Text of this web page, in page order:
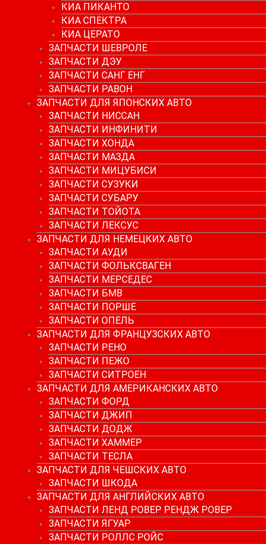
КИА ПИКАНТО
КИА СПЕКТРА
КИА ЦЕРАТО
ЗАПЧАСТИ ШЕВРОЛЕ
ЗАПЧАСТИ ДЭУ
ЗАПЧАСТИ САНГ ЕНГ
ЗАПЧАСТИ РАВОН
ЗАПЧАСТИ ДЛЯ ЯПОНСКИХ АВТО
ЗАПЧАСТИ НИССАН
ЗАПЧАСТИ ИНФИНИТИ
ЗАПЧАСТИ ХОНДА
ЗАПЧАСТИ МАЗДА
ЗАПЧАСТИ МИЦУБИСИ
ЗАПЧАСТИ СУЗУКИ
ЗАПЧАСТИ СУБАРУ
ЗАПЧАСТИ ТОЙОТА
ЗАПЧАСТИ ЛЕКСУС
ЗАПЧАСТИ ДЛЯ НЕМЕЦКИХ АВТО
ЗАПЧАСТИ АУДИ
ЗАПЧАСТИ ФОЛЬКСВАГЕН
ЗАПЧАСТИ МЕРСЕДЕС
ЗАПЧАСТИ БМВ
ЗАПЧАСТИ ПОРШЕ
ЗАПЧАСТИ ОПЕЛЬ
ЗАПЧАСТИ ДЛЯ ФРАНЦУЗСКИХ АВТО
ЗАПЧАСТИ РЕНО
ЗАПЧАСТИ ПЕЖО
ЗАПЧАСТИ СИТРОЕН
ЗАПЧАСТИ ДЛЯ АМЕРИКАНСКИХ АВТО
ЗАПЧАСТИ ФОРД
ЗАПЧАСТИ ДЖИП
ЗАПЧАСТИ ДОДЖ
ЗАПЧАСТИ ХАММЕР
ЗАПЧАСТИ ТЕСЛА
ЗАПЧАСТИ ДЛЯ ЧЕШСКИХ АВТО
ЗАПЧАСТИ ШКОДА
ЗАПЧАСТИ ДЛЯ АНГЛИЙСКИХ АВТО
ЗАПЧАСТИ ЛЕНД РОВЕР РЕНДЖ РОВЕР
ЗАПЧАСТИ ЯГУАР
ЗАПЧАСТИ РОЛЛС РОЙС